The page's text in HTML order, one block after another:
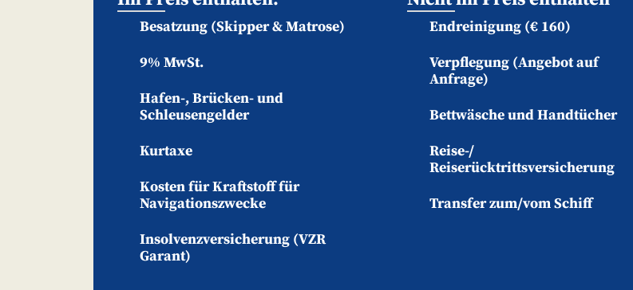
Besatzung (Skipper & Matrose)
9% MwSt.
Hafen-, Brücken- und
Schleusengelder
Kurtaxe
Kosten für Kraftstoff für
Navigationszwecke
Insolvenzversicherung (VZR
Garant)
Endreinigung (€ 160)
Verpflegung (Angebot auf
Anfrage)
Bettwäsche und Handtücher
Reise-/
Reiserücktrittsversicherung
Transfer zum/vom Schiff